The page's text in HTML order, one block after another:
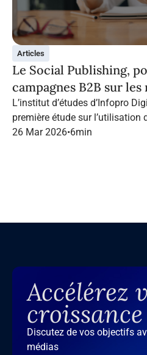
Articles
Le Social Publishing,
campagnes B2B sur
L’institut d’études d’Infopro
première étude sur l’utilisation
dans le marketing B2B.
26 Mar 2026•6min
Accélérez
Discutez de vos objectifs
médias